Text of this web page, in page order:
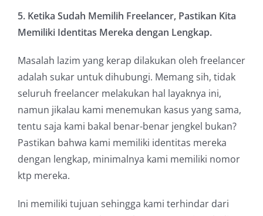
5. Ketika Sudah Memilih Freelancer, Pastikan Kita
Memiliki Identitas Mereka dengan Lengkap.
Masalah lazim yang kerap dilakukan oleh freelancer
adalah sukar untuk dihubungi. Memang sih, tidak
seluruh freelancer melakukan hal layaknya ini,
namun jikalau kami menemukan kasus yang sama,
tentu saja kami bakal benar-benar jengkel bukan?
Pastikan bahwa kami memiliki identitas mereka
dengan lengkap, minimalnya kami memiliki nomor
ktp mereka.
Ini memiliki tujuan sehingga kami terhindar dari